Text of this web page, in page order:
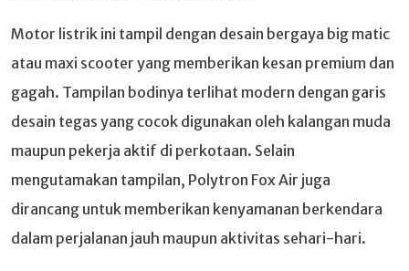
Motor listrik ini tampil dengan desain bergaya big matic
atau maxi scooter yang memberikan kesan premium dan
gagah. Tampilan bodinya terlihat modern dengan garis
desain tegas yang cocok digunakan oleh kalangan muda
maupun pekerja aktif di perkotaan. Selain
mengutamakan tampilan, Polytron Fox Air juga
dirancang untuk memberikan kenyamanan berkendara
dalam perjalanan jauh maupun aktivitas sehari-hari.